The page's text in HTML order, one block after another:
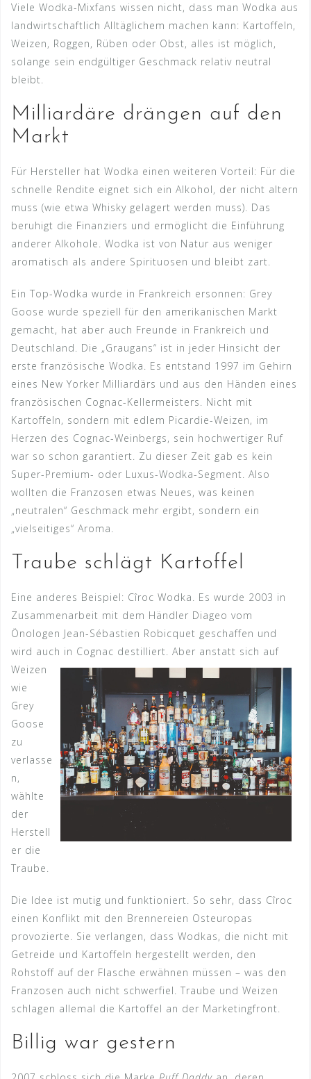
Viele Wodka-Mixfans wissen nicht, dass man Wodka aus
landwirtschaftlich Alltäglichem machen kann: Kartoffeln,
Weizen, Roggen, Rüben oder Obst, alles ist möglich,
solange sein endgültiger Geschmack relativ neutral
bleibt.
Milliardäre drängen auf den
Markt
Für Hersteller hat Wodka einen weiteren Vorteil: Für die
schnelle Rendite eignet sich ein Alkohol, der nicht altern
muss (wie etwa Whisky gelagert werden muss). Das
beruhigt die Finanziers und ermöglicht die Einführung
anderer Alkohole. Wodka ist von Natur aus weniger
aromatisch als andere Spirituosen und bleibt zart.
Ein Top-Wodka wurde in Frankreich ersonnen: Grey
Goose wurde speziell für den amerikanischen Markt
gemacht, hat aber auch Freunde in Frankreich und
Deutschland. Die „Graugans“ ist in jeder Hinsicht der
erste französische Wodka. Es entstand 1997 im Gehirn
eines New Yorker Milliardärs und aus den Händen eines
französischen Cognac-Kellermeisters. Nicht mit
Kartoffeln, sondern mit edlem Picardie-Weizen, im
Herzen des Cognac-Weinbergs, sein hochwertiger Ruf
war so schon garantiert. Zu dieser Zeit gab es kein
Super-Premium- oder Luxus-Wodka-Segment. Also
wollten die Franzosen etwas Neues, was keinen
„neutralen“ Geschmack mehr ergibt, sondern ein
„vielseitiges“ Aroma.
Traube schlägt Kartoffel
Eine anderes Beispiel: Cîroc Wodka. Es wurde 2003 in
Zusammenarbeit mit dem Händler Diageo vom
Önologen Jean-Sébastien Robicquet geschaffen und
wird auch in Cognac destilliert. Aber anstatt sich auf
Weizen
wie
Grey
Goose
zu
verlasse
n,
wählte
der
Herstell
er die
Traube.
Die Idee ist mutig und funktioniert. So sehr, dass Cîroc
einen Konflikt mit den Brennereien Osteuropas
provozierte. Sie verlangen, dass Wodkas, die nicht mit
Getreide und Kartoffeln hergestellt werden, den
Rohstoff auf der Flasche erwähnen müssen – was den
Franzosen auch nicht schwerfiel. Traube und Weizen
schlagen allemal die Kartoffel an der Marketingfront.
Billig war gestern